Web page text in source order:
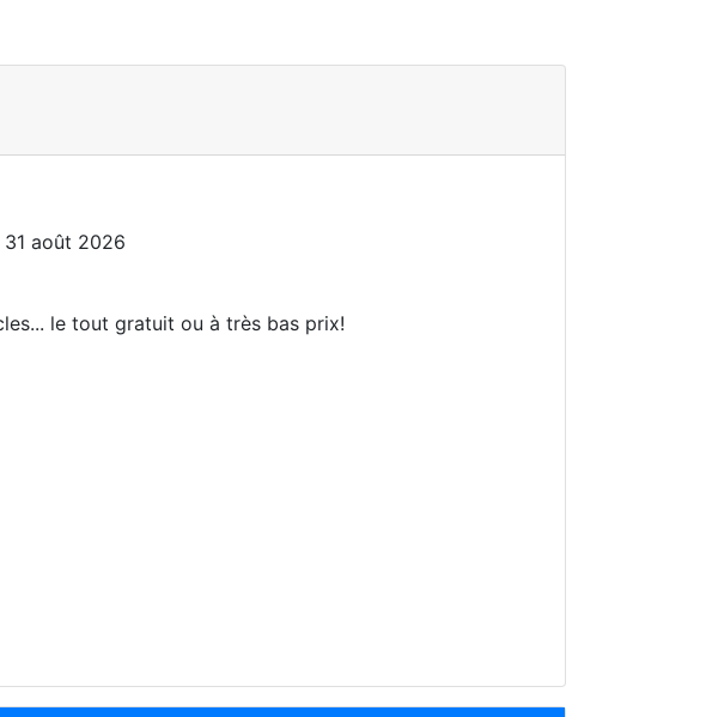
31 août 2026
le tout gratuit ou à très bas prix!